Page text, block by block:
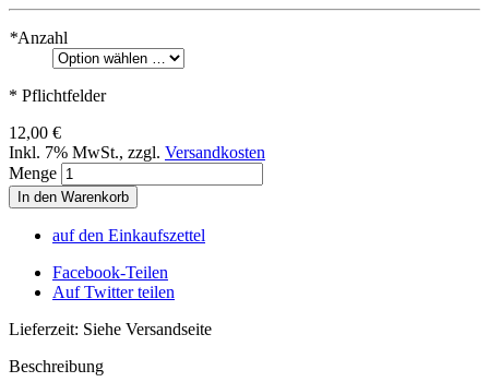
*Anzahl
* Pflichtfelder
12,00 €
Inkl. 7% MwSt., zzgl. Versandkosten
Menge
In den Warenkorb
auf den Einkaufszettel
Facebook-Teilen
Auf Twitter teilen
Lieferzeit: Siehe Versandseite
Beschreibung